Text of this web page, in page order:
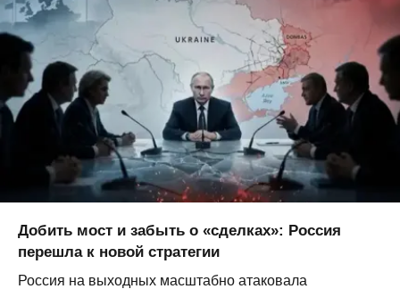
Добить мост и забыть о «сделках»: Россия
перешла к новой стратегии
Россия на выходных масштабно атаковала